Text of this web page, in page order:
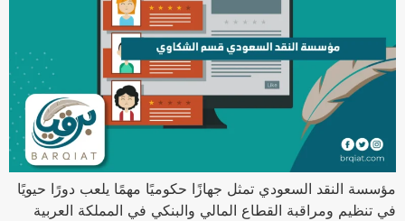
مؤسسة النقد السعودي تمثل جهازًا حكوميًا مهمًا يلعب دورًا حيويًا
في تنظيم ومراقبة القطاع المالي والبنكي في المملكة العربية